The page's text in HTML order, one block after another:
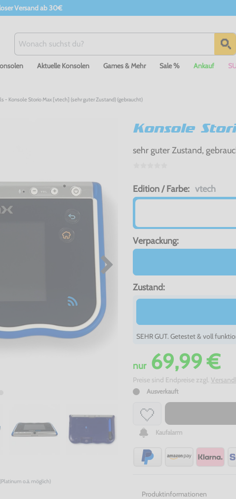
Versand ab 30€
Aktuelle Konsolen Games & Mehr Sale % Ankauf
- Konsole Storio Max [vtech] (sehr guter Zustand) (gebraucht)
o.ä. möglich)
Konsole
sehr guter Zustand,
Edition / Farbe: vtech
Verpackung:
Zustand:
SEHR GUT. Getestet & voll
nur69,99 €
Preise sind Endpreise zzgl.
Ausverkauft
Kaufalarm
Produktinformationen